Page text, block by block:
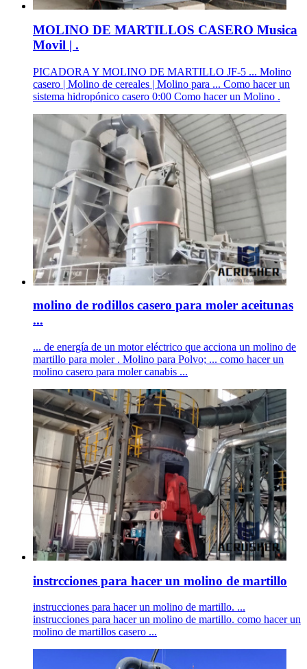
MOLINO DE MARTILLOS CASERO Musica
Movil | .
PICADORA Y MOLINO DE MARTILLO JF-5 ... Molino
casero | Molino de cereales | Molino para ... Como hacer un
sistema hidropónico casero 0:00 Como hacer un Molino .
molino de rodillos casero para moler aceitunas
...
... de energía de un motor eléctrico que acciona un molino de
martillo para moler . Molino para Polvo; ... como hacer un
molino casero para moler canabis ...
instrcciones para hacer un molino de martillo
instrucciones para hacer un molino de martillo. ...
instrucciones para hacer un molino de martillo. como hacer un
molino de martillos casero ...